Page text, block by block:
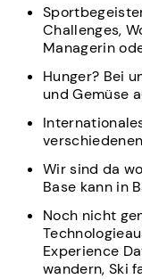
Challenges,
Managerin
Hunger? Bei
und Gemüse
Wir sind da
Base kann in
Noch nicht
Experience
wandern, Ski